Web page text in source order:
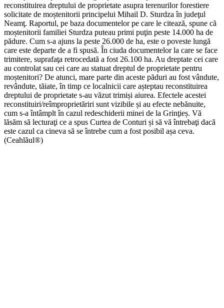
reconstituirea dreptului de proprietate asupra terenurilor forestiere
solicitate de moștenitorii principelui Mihail D. Sturdza în judeţul
Neamţ. Raportul, pe baza documentelor pe care le citează, spune că
moștenitorii familiei Sturdza puteau primi puţin peste 14.000 ha de
pădure. Cum s-a ajuns la peste 26.000 de ha, este o poveste lungă
care este departe de a fi spusă. În ciuda documentelor la care se face
trimitere, suprafaţa retrocedată a fost 26.100 ha. Au dreptate cei care
au controlat sau cei care au statuat dreptul de proprietate pentru
moștenitori? De atunci, mare parte din aceste păduri au fost vândute,
revândute, tăiate, în timp ce localnicii care așteptau reconstituirea
dreptului de proprietate s-au văzut trimiși aiurea. Efectele acestei
reconstituiri/reîmproprietăriri sunt vizibile și au efecte nebănuite,
cum s-a întâmplt în cazul redeschiderii minei de la Grinţieș. Vă
lăsăm să lecturaţi ce a spus Curtea de Conturi și să vă întrebaţi dacă
este cazul ca cineva să se întrebe cum a fost posibil așa ceva.
(Ceahlăul®)